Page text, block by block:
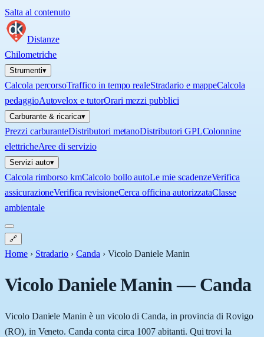
Salta al contenuto
Distanze
Chilometriche
Strumenti▾
Calcola percorsoTraffico in tempo realeStradario e mappeCalcola
pedaggioAutovelox e tutorOrari mezzi pubblici
Carburante & ricarica▾
Prezzi carburanteDistributori metanoDistributori GPLColonnine
elettricheAree di servizio
Servizi auto▾
Calcola rimborso kmCalcolo bollo autoLe mie scadenzeVerifica
assicurazioneVerifica revisioneCerca officina autorizzataClasse
ambientale
🔗
Home › Stradario › Canda › Vicolo Daniele Manin
Vicolo Daniele Manin—Canda
Vicolo Daniele Manin è un vicolo di Canda, in provincia di Rovigo
(RO), in Veneto. Canda conta circa 1007 abitanti. Qui trovi la